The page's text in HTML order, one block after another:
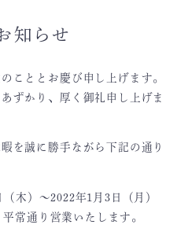
知らせ
こととお慶び申し上げます。
ずかり、厚く御礼申し上げま
を誠に勝手ながら下記の通り
木）～2022年1月3日（月）
常通り営業いたします。